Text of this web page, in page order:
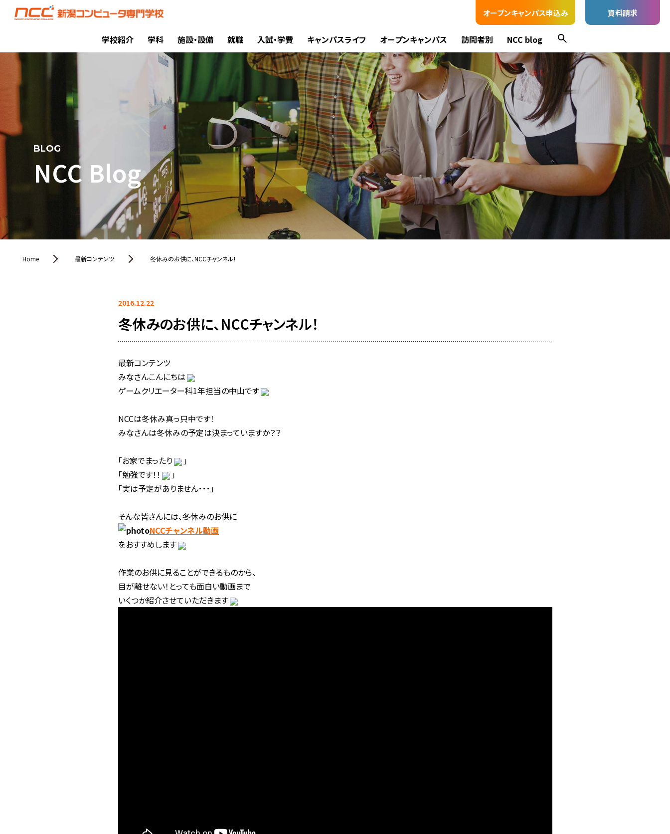
オープンキャンパス申込み 資料請求
学校紹介 学科 施設・設備 就職 入試・学費 キャンパスライフ オープンキャンパス 訪問者別 NCC blog
BLOG
NCC Blog
Home 最新コンテンツ 冬休みのお供に、NCCチャンネル！
2016.12.22
冬休みのお供に、NCCチャンネル！
最新コンテンツ
みなさんこんにちは
ゲームクリエーター科1年担当の中山です
NCCは冬休み真っ只中です！
みなさんは冬休みの予定は決まっていますか？？
「お家でまったり
」
「勉強です！！
」
「実は予定がありません･･･」
そんな皆さんには、冬休みのお供に
NCCチャンネル動画
をおすすめします
作業のお供に見ることができるものから、
目が離せない！とっても面白い動画まで
いくつか紹介させていただきます